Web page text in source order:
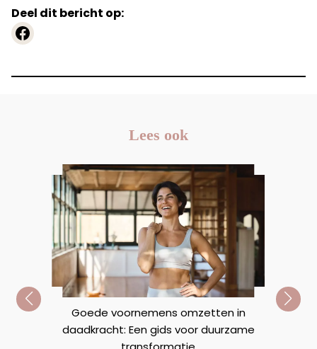
Deel dit bericht op:
https://www.facebook.com
Lees ook
Goede voornemens omzetten in
daadkracht: Een gids voor duurzame